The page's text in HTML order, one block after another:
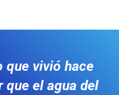
que vivió hace
que el agua del